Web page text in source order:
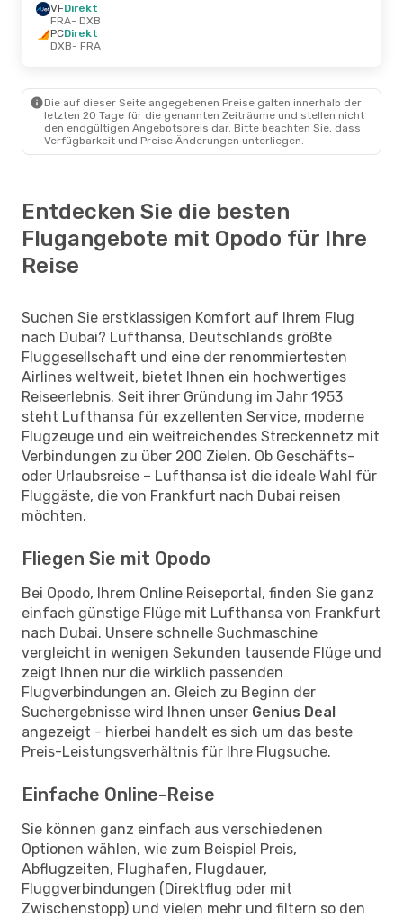
VFDirekt
FRA- DXB
PCDirekt
DXB- FRA
Die auf dieser Seite angegebenen Preise galten innerhalb der
letzten 20 Tage für die genannten Zeiträume und stellen nicht
den endgültigen Angebotspreis dar. Bitte beachten Sie, dass
Verfügbarkeit und Preise Änderungen unterliegen.
Entdecken Sie die besten
Flugangebote mit Opodo für Ihre
Reise
Suchen Sie erstklassigen Komfort auf Ihrem Flug
nach Dubai? Lufthansa, Deutschlands größte
Fluggesellschaft und eine der renommiertesten
Airlines weltweit, bietet Ihnen ein hochwertiges
Reiseerlebnis. Seit ihrer Gründung im Jahr 1953
steht Lufthansa für exzellenten Service, moderne
Flugzeuge und ein weitreichendes Streckennetz mit
Verbindungen zu über 200 Zielen. Ob Geschäfts-
oder Urlaubsreise – Lufthansa ist die ideale Wahl für
Fluggäste, die von Frankfurt nach Dubai reisen
möchten.
Fliegen Sie mit Opodo
Bei Opodo, Ihrem Online Reiseportal, finden Sie ganz
einfach günstige Flüge mit Lufthansa von Frankfurt
nach Dubai. Unsere schnelle Suchmaschine
vergleicht in wenigen Sekunden tausende Flüge und
zeigt Ihnen nur die wirklich passenden
Flugverbindungen an. Gleich zu Beginn der
Suchergebnisse wird Ihnen unser Genius Deal
angezeigt - hierbei handelt es sich um das beste
Preis-Leistungsverhältnis für Ihre Flugsuche.
Einfache Online-Reise
Sie können ganz einfach aus verschiedenen
Optionen wählen, wie zum Beispiel Preis,
Abflugzeiten, Flughafen, Flugdauer,
Fluggverbindungen (Direktflug oder mit
Zwischenstopp) und vielen mehr und filtern so den